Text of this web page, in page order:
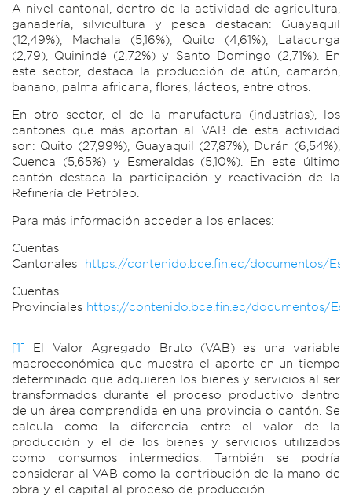
A nivel cantonal, dentro de la actividad de agricultura,
ganadería, silvicultura y pesca destacan: Guayaquil
(12,49%), Machala (5,16%), Quito (4,61%), Latacunga
(2,79), Quinindé (2,72%) y Santo Domingo (2,71%). En
este sector, destaca la producción de atún, camarón,
banano, palma africana, flores, lácteos, entre otros.
En otro sector, el de la manufactura (industrias), los
cantones que más aportan al VAB de esta actividad
son: Quito (27,99%), Guayaquil (27,87%), Durán (6,54%),
Cuenca (5,65%) y Esmeraldas (5,10%). En este último
cantón destaca la participación y reactivación de la
Refinería de Petróleo.
Para más información acceder a los enlaces:
Cuentas
Cantonales https://contenido.bce.fin.ec/documentos/
Cuentas
Provinciales https://contenido.bce.fin.ec/documentos/
[1] El Valor Agregado Bruto (VAB) es una variable
macroeconómica que muestra el aporte en un tiempo
determinado que adquieren los bienes y servicios al ser
transformados durante el proceso productivo dentro
de un área comprendida en una provincia o cantón. Se
calcula como la diferencia entre el valor de la
producción y el de los bienes y servicios utilizados
como consumos intermedios. También se podría
considerar al VAB como la contribución de la mano de
obra y el capital al proceso de producción.